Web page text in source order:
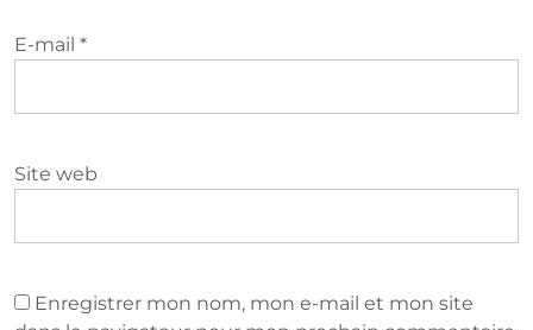
E-mail *
Site web
Enregistrer mon nom, mon e-mail et mon site